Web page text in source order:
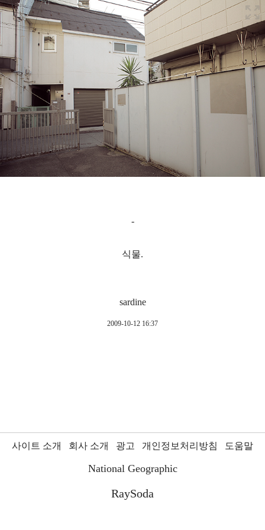
-
식물.
sardine
2009-10-12 16:37
사이트 소개 회사 소개 광고 개인정보처리방침 도움말
National Geographic
RaySoda